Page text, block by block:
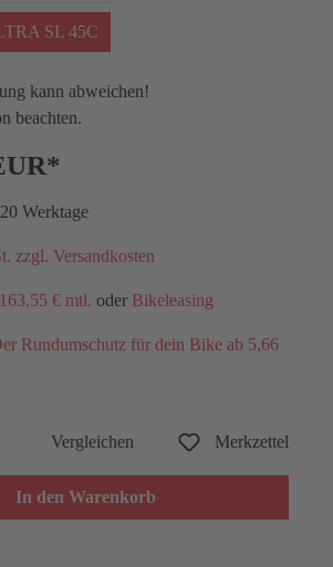
SL 45C
kann abweichen!
beachten.
Werktage
zzgl. Versandkosten
€ mtl. oder Bikeleasing
Rundumschutz für dein Bike ab 5,66
Vergleichen Merkzettel
In den Warenkorb